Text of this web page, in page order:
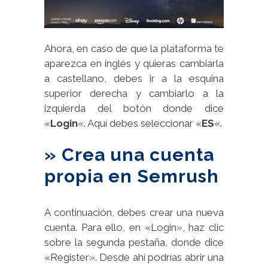
Ahora, en caso de que la plataforma te
aparezca en inglés y quieras cambiarla
a castellano, debes ir a la esquina
superior derecha y cambiarlo a la
izquierda del botón donde dice
«Login«. Aquí debes seleccionar «ES«.
» Crea una cuenta
propia en Semrush
A continuación, debes crear una nueva
cuenta. Para ello, en «Login», haz clic
sobre la segunda pestaña, donde dice
«Register». Desde ahí podrías abrir una